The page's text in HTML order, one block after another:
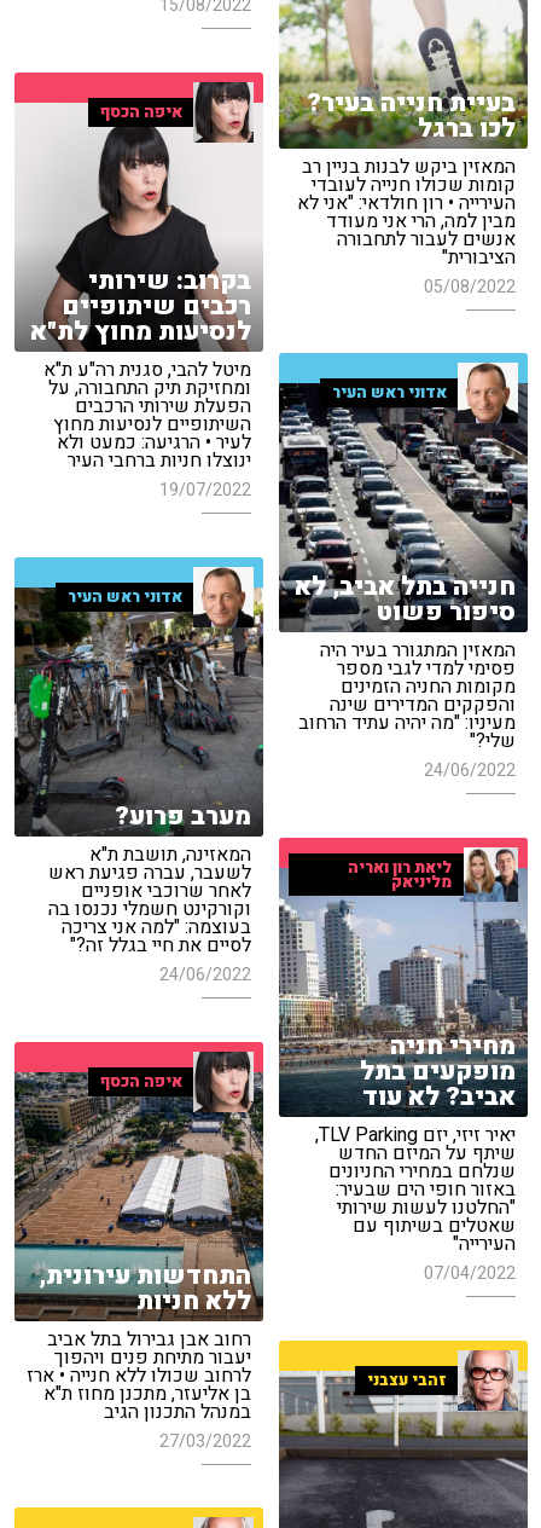
בעיית חנייה בעיר?
לכו ברגל
המאזין ביקש לבנות בניין רב
קומות שכולו חנייה לעובדי
העירייה • רון חולדאי: "אני לא
מבין למה, הרי אני מעודד
אנשים לעבור לתחבורה
הציבורית"
05/08/2022
איפה הכסף
בקרוב: שירותי
רכבים שיתופיים
לנסיעות מחוץ לת"א
מיטל להבי, סגנית רה"ע ת"א
ומחזיקת תיק התחבורה, על
הפעלת שירותי הרכבים
השיתופיים לנסיעות מחוץ
לעיר • הרגיעה: כמעט ולא
ינוצלו חניות ברחבי העיר
19/07/2022
אדוני ראש העיר
חנייה בתל אביב, לא
סיפור פשוט
המאזין המתגורר בעיר היה
פסימי למדי לגבי מספר
מקומות החניה הזמינים
והפקקים המדירים שינה
מעיניו: "מה יהיה עתיד הרחוב
שלי?"
24/06/2022
אדוני ראש העיר
מערב פרוע?
המאזינה, תושבת ת"א
לשעבר, עברה פגיעת ראש
לאחר שרוכבי אופניים
וקורקינט חשמלי נכנסו בה
בעוצמה: "למה אני צריכה
לסיים את חיי בגלל זה?"
24/06/2022
ליאת רון ואריה
מליניאק
מחירי חניה
מופקעים בתל
אביב? לא עוד
יאיר זיזי, יזם TLV Parking,
שיתף על המיזם החדש
שנלחם במחירי החניונים
באזור חופי הים שבעיר:
"החלטנו לעשות שירותי
שאטלים בשיתוף עם
העירייה"
07/04/2022
איפה הכסף
התחדשות עירונית,
ללא חניות
רחוב אבן גבירול בתל אביב
יעבור מתיחת פנים ויהפוך
לרחוב שכולו ללא חנייה • ארז
בן אליעזר, מתכנן מחוז ת"א
במנהל התכנון הגיב
27/03/2022
זהבי עצבני